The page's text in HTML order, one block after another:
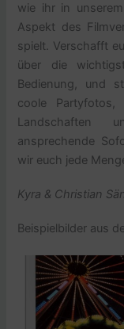
wie ihr in
Aspekt des
spielt. Verschafft
über die
Bedienung, und
coole Partyfotos,
Landschaften
ansprechende
wir euch jede
Kyra & Christian
Beispielbilder aus